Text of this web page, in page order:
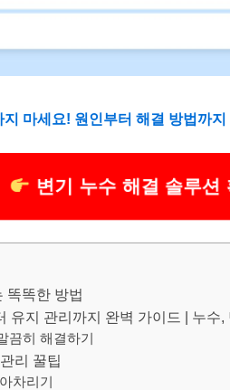
마세요! 원인부터 해결 방법까
변기 누수 해결 솔루션
똑똑한 방법
유지 관리까지 완벽 가이드 | 누수,
끔히 해결하기
리 꿀팁
차리기